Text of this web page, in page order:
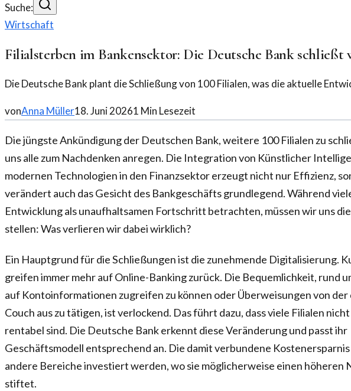
Suche:
Wirtschaft
Filialsterben im Bankensektor: Die Deutsche Bank schließt
Die Deutsche Bank plant die Schließung von 100 Filialen, was die aktuelle
vonAnna Müller18. Juni 20261 Min Lesezeit
Die jüngste Ankündigung der Deutschen Bank, weitere 100 Filialen zu
uns alle zum Nachdenken anregen. Die Integration von Künstlicher
modernen Technologien in den Finanzsektor erzeugt nicht nur Effizienz,
verändert auch das Gesicht des Bankgeschäfts grundlegend. Während
Entwicklung als unaufhaltsamen Fortschritt betrachten, müssen wir uns
stellen: Was verlieren wir dabei wirklich?
Ein Hauptgrund für die Schließungen ist die zunehmende Digitalisierung.
greifen immer mehr auf Online-Banking zurück. Die Bequemlichkeit, rund
auf Kontoinformationen zugreifen zu können oder Überweisungen von der
Couch aus zu tätigen, ist verlockend. Das führt dazu, dass viele Filialen
rentabel sind. Die Deutsche Bank erkennt diese Veränderung und passt ihr
Geschäftsmodell entsprechend an. Die damit verbundene Kostenersparnis
andere Bereiche investiert werden, wo sie möglicherweise einen höheren
stiftet.